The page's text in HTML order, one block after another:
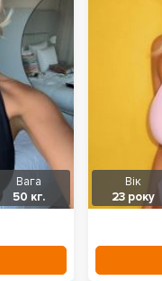
Вага
50 кг.
Вік
23 року